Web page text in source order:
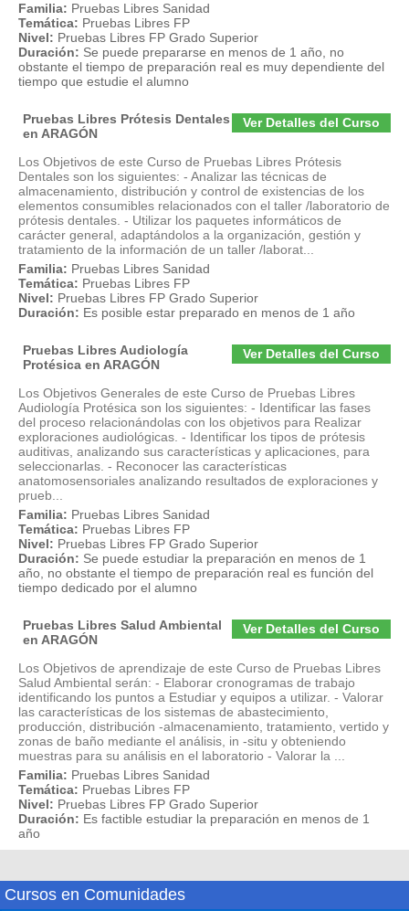
Familia: Pruebas Libres Sanidad
Temática: Pruebas Libres FP
Nivel: Pruebas Libres FP Grado Superior
Duración: Se puede prepararse en menos de 1 año, no
obstante el tiempo de preparación real es muy dependiente del
tiempo que estudie el alumno
Ver Detalles del Curso
Pruebas Libres Prótesis Dentales
en ARAGÓN
Los Objetivos de este Curso de Pruebas Libres Prótesis
Dentales son los siguientes: - Analizar las técnicas de
almacenamiento, distribución y control de existencias de los
elementos consumibles relacionados con el taller /laboratorio de
prótesis dentales. - Utilizar los paquetes informáticos de
carácter general, adaptándolos a la organización, gestión y
tratamiento de la información de un taller /laborat...
Familia: Pruebas Libres Sanidad
Temática: Pruebas Libres FP
Nivel: Pruebas Libres FP Grado Superior
Duración: Es posible estar preparado en menos de 1 año
Ver Detalles del Curso
Pruebas Libres Audiología
Protésica en ARAGÓN
Los Objetivos Generales de este Curso de Pruebas Libres
Audiología Protésica son los siguientes: - Identificar las fases
del proceso relacionándolas con los objetivos para Realizar
exploraciones audiológicas. - Identificar los tipos de prótesis
auditivas, analizando sus características y aplicaciones, para
seleccionarlas. - Reconocer las características
anatomosensoriales analizando resultados de exploraciones y
prueb...
Familia: Pruebas Libres Sanidad
Temática: Pruebas Libres FP
Nivel: Pruebas Libres FP Grado Superior
Duración: Se puede estudiar la preparación en menos de 1
año, no obstante el tiempo de preparación real es función del
tiempo dedicado por el alumno
Ver Detalles del Curso
Pruebas Libres Salud Ambiental
en ARAGÓN
Los Objetivos de aprendizaje de este Curso de Pruebas Libres
Salud Ambiental serán: - Elaborar cronogramas de trabajo
identificando los puntos a Estudiar y equipos a utilizar. - Valorar
las características de los sistemas de abastecimiento,
producción, distribución -almacenamiento, tratamiento, vertido y
zonas de baño mediante el análisis, in -situ y obteniendo
muestras para su análisis en el laboratorio - Valorar la ...
Familia: Pruebas Libres Sanidad
Temática: Pruebas Libres FP
Nivel: Pruebas Libres FP Grado Superior
Duración: Es factible estudiar la preparación en menos de 1
año
Cursos en Comunidades